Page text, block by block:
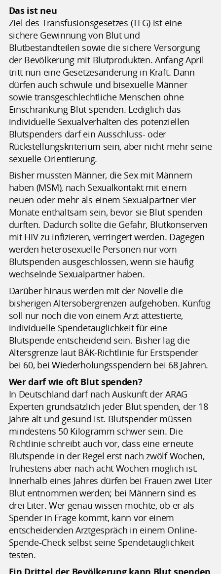
Das ist neu
Ziel des Transfusionsgesetzes (TFG) ist eine
sichere Gewinnung von Blut und
Blutbestandteilen sowie die sichere Versorgung
der Bevölkerung mit Blutprodukten. Anfang April
tritt nun eine Gesetzesänderung in Kraft. Dann
dürfen auch schwule und bisexuelle Männer
sowie transgeschlechtliche Menschen ohne
Einschränkung Blut spenden. Lediglich das
individuelle Sexualverhalten des potenziellen
Blutspenders darf ein Ausschluss- oder
Rückstellungskriterium sein, aber nicht mehr seine
sexuelle Orientierung.
Bisher mussten Männer, die Sex mit Männern
haben (MSM), nach Sexualkontakt mit einem
neuen oder mehr als einem Sexualpartner vier
Monate enthaltsam sein, bevor sie Blut spenden
durften. Dadurch sollte die Gefahr, Blutkonserven
mit HIV zu infizieren, verringert werden. Dagegen
werden heterosexuelle Personen nur vom
Blutspenden ausgeschlossen, wenn sie häufig
wechselnde Sexualpartner haben.
Darüber hinaus werden mit der Novelle die
bisherigen Altersobergrenzen aufgehoben. Künftig
soll nur noch die von einem Arzt attestierte,
individuelle Spendetauglichkeit für eine
Blutspende entscheidend sein. Bisher lag die
Altersgrenze laut BÄK-Richtlinie für Erstspender
bei 60, bei Wiederholungsspendern bei 68 Jahren.
Wer darf wie oft Blut spenden?
In Deutschland darf nach Auskunft der ARAG
Experten grundsätzlich jeder Blut spenden, der 18
Jahre alt und gesund ist. Blutspender müssen
mindestens 50 Kilogramm schwer sein. Die
Richtlinie schreibt auch vor, dass eine erneute
Blutspende in der Regel erst nach zwölf Wochen,
frühestens aber nach acht Wochen möglich ist.
Innerhalb eines Jahres dürfen bei Frauen zwei Liter
Blut entnommen werden; bei Männern sind es
drei Liter. Wer genau wissen möchte, ob er als
Spender in Frage kommt, kann vor einem
entscheidenden Arztgespräch in einem Online-
Spende-Check selbst seine Spendetauglichkeit
testen.
Ein Drittel der Bevölkerung kann Blut spenden